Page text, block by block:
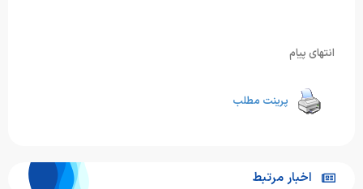
انتهای پیام
پرینت مطلب
اخبار مرتبط